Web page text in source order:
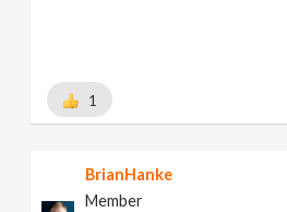
1
BrianHanke
Member